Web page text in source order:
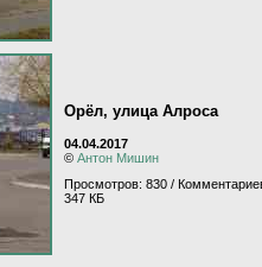
Орёл, улица Алроса
04.04.2017
© Антон Мишин
Просмотров: 830 /
347 КБ